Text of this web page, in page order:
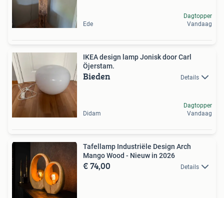
Ede
Dagtopper
Vandaag
IKEA design lamp Jonisk door Carl
Öjerstam.
Bieden Details
Didam
Dagtopper
Vandaag
Tafellamp Industriële Design Arch
Mango Wood - Nieuw in 2026
€ 74,00 Details